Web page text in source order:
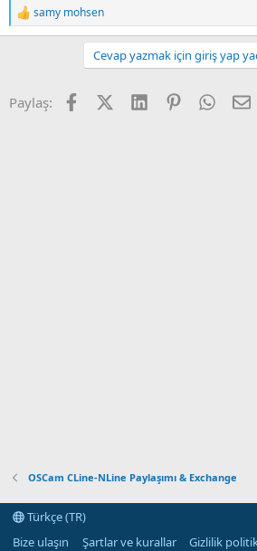
a
t
a
a
r
i
h
i
T
e
e
samy mohsen
Cevap yazmak için giriş yap
Paylaş: FacebookX (Twitter)
LinkedInPinterest
OSCam CLine-NLine Paylaşımı & Exchange
Türkçe (TR)
Bize ulaşın
Şartlar ve kurallar Gizlilik